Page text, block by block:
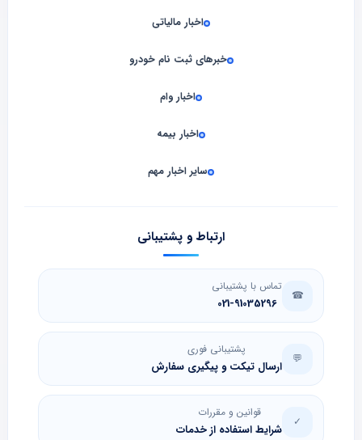
اخبار مالیاتی
خبرهای ثبت نام خودرو
اخبار وام
اخبار بیمه
سایر اخبار مهم
ارتباط و پشتیبانی
☎
تماس با پشتیبانی
021-91035296
💬
پشتیبانی فوری
ارسال تیکت و پیگیری سفارش
✓
قوانین و مقررات
شرایط استفاده از خدمات